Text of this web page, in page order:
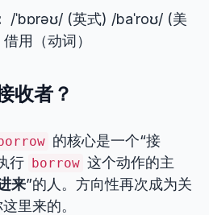
/ˈbɒrəʊ/ (英式) /baˈroʊ/ (美
用（动词）
收者？
的核心是一个“接
行 borrow 这个动作的主
来”的人。方向性再次成为关
里来的。